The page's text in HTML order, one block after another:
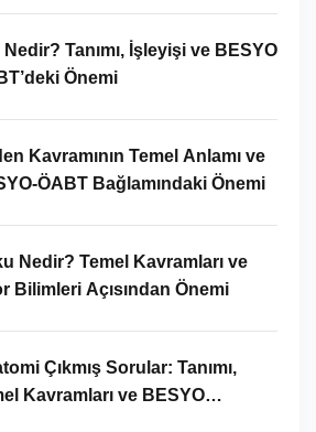
Nedir? Tanımı, İşleyişi ve BESYO
Önemi
Kavramının Temel Anlamı ve
ÖABT Bağlamındaki Önemi
Nedir? Temel Kavramları ve
Bilimleri Açısından Önemi
Çıkmış Sorular: Tanımı,
Kavramları ve BESYO